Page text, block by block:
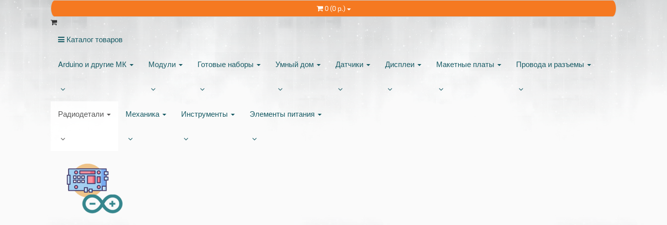
0 (0 р.)
Каталог товаров
Arduino и другие МК Модули Готовые наборы Умный дом Датчики Дисплеи Макетные платы Провода и разъемы
Радиодетали Механика Инструменты Элементы питания